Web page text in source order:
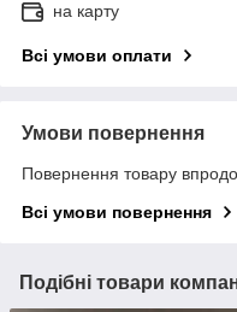
на карту
Всі умови оплати
Умови повернення
Повернення товару
Всі умови повернення
Подібні товари